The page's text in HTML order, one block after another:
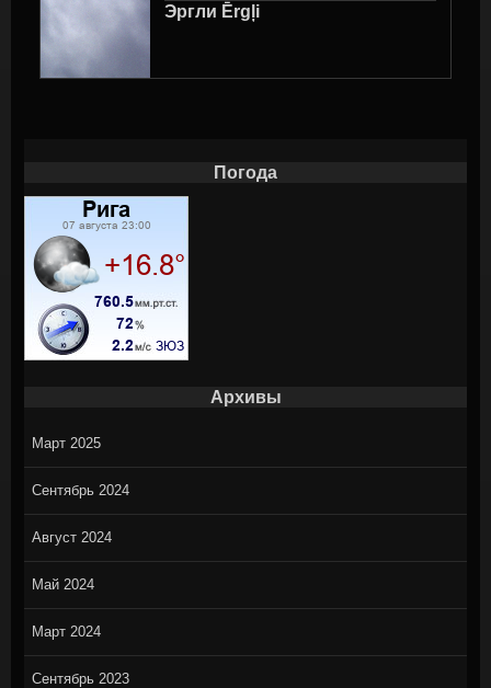
Эргли Ērgļi
Погода
Архивы
Март 2025
Сентябрь 2024
Август 2024
Май 2024
Март 2024
Сентябрь 2023